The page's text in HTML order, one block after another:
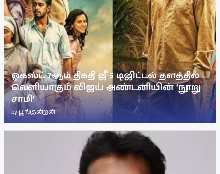
ஓகஸ்ட் 7ஆம் திகதி ஜீ 5 டிஜிட்டல் தளத்தில்
வெளியாகும் விஜய் அண்டனியின் ‘நூறு
சாமி’
byபூங்குன்றன்